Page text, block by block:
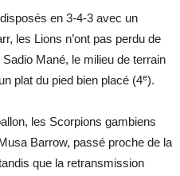
en 3-4-3 avec un
les Lions n’ont pas perdu de
Mané, le milieu de terrain
plat du pied bien placé (4e).
les Scorpions gambiens
Barrow, passé proche de la
que la retransmission